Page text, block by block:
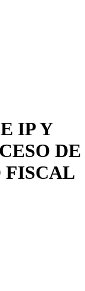
IP Y
DE
FISCAL